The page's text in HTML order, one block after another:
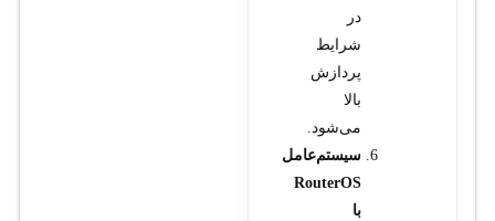
در
شرایط
پردازش
بالا
می‌شود.
سیستم‌عامل
RouterOS
با